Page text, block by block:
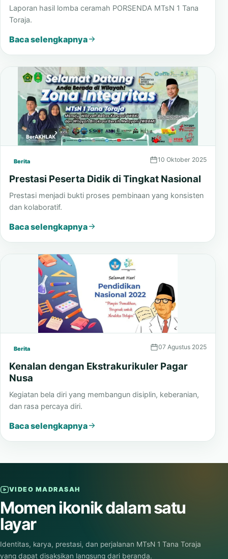
Berita 10 Desember 2025
Pengumuman Hasil Lomba Ceramah
Laporan hasil lomba ceramah PORSENDA MTsN 1 Tana
Toraja.
Baca selengkapnya
Berita 10 Oktober 2025
Prestasi Peserta Didik di Tingkat Nasional
Prestasi menjadi bukti proses pembinaan yang konsisten
dan kolaboratif.
Baca selengkapnya
Berita
Kenalan dengan Ekstrakurikuler Pagar
Nusa
Kegiatan bela diri yang membangun disiplin, keberanian,
dan rasa percaya diri.
VIDEO MADRASAH
Momen ikonik dalam satu